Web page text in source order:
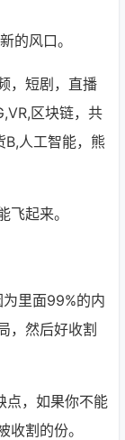
的风口。
，短剧，直播
区块链，共
B,人工智能，熊
起来。
里面99%的内
，然后好收割
点，如果你不能
割的份。